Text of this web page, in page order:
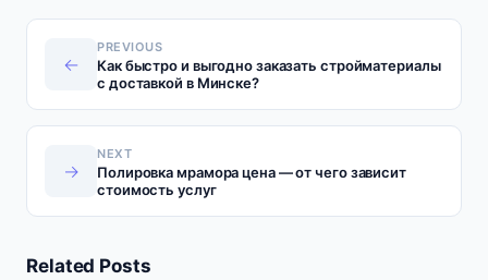
←
PREVIOUS
Как быстро и выгодно заказать стройматериалы
с доставкой в Минске?
→
NEXT
Полировка мрамора цена — от чего зависит
стоимость услуг
Related Posts